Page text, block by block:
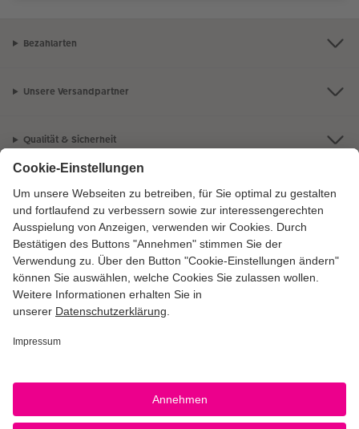
Bezahlarten
Unsere Versandpartner
Qualität & Sicherheit
Zertifizierungen & Initiativen
CEWE Fotowelt
Sortiment
Informationen